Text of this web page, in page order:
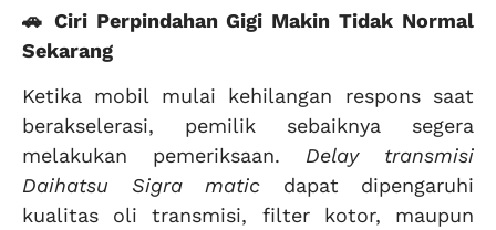
🚗 Ciri Perpindahan Gigi Makin Tidak Normal
Sekarang
Ketika mobil mulai kehilangan respons saat
berakselerasi, pemilik sebaiknya segera
melakukan pemeriksaan. Delay transmisi
Daihatsu Sigra matic dapat dipengaruhi
kualitas oli transmisi, filter kotor, maupun